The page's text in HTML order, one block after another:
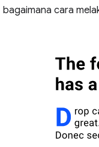
bagaimana cara